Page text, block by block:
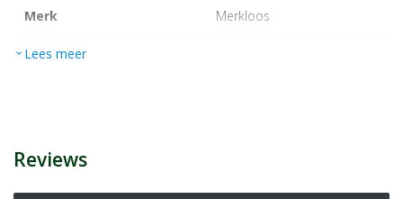
Merk merkloos
EAN
expand_more Lees meer
Reviews